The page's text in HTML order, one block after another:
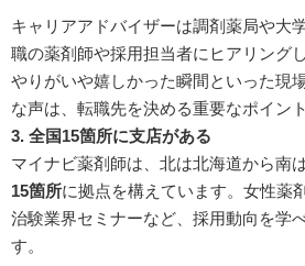
キャリアアドバイザーは調剤薬局や大
職の薬剤師や採用担当者にヒアリング
やりがいや嬉しかった瞬間といった現
な声は、転職先を決める重要なポイン
3. 全国15箇所に支店がある
マイナビ薬剤師は、北は北海道から南
15箇所に拠点を構えています。女性薬
治験業界セミナーなど、採用動向を学
す。